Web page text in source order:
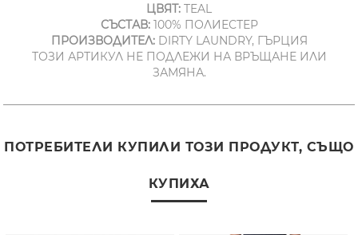
ЦВЯТ: TEAL
СЪСТАВ:100% ПОЛИЕСТЕР
ПРОИЗВОДИТЕЛ:DIRTY LAUNDRY, ГЪРЦИЯ
ТОЗИ АРТИКУЛ НЕ ПОДЛЕЖИ НА ВРЪЩАНЕ ИЛИ
ЗАМЯНА.
ПОТРЕБИТЕЛИ КУПИЛИ ТОЗИ ПРОДУКТ, СЪЩО
КУПИХА